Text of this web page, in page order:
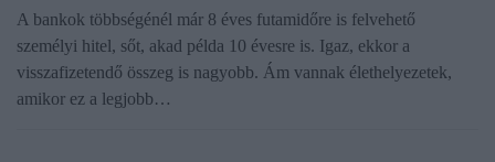
A bankok többségénél már 8 éves futamidőre is felvehető
személyi hitel, sőt, akad példa 10 évesre is. Igaz, ekkor a
visszafizetendő összeg is nagyobb. Ám vannak élethelyezetek,
amikor ez a legjobb…